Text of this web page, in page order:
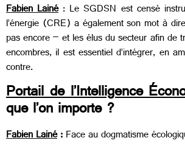
Fabien Lainé: Le SGDSN est censé
l’énergie (CRE) a également son mot à
pas encore – et les élus du secteur afin de
encombres, il est essentiel d’intégrer, en
contre.
Portail de l’Intelligence
que l’on importe ?
Fabien Lainé:Face au dogmatisme